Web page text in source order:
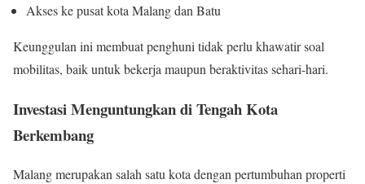
Akses ke pusat kota Malang dan Batu
Keunggulan ini membuat penghuni tidak perlu khawatir soal
mobilitas, baik untuk bekerja maupun beraktivitas sehari-hari.
Investasi Menguntungkan di Tengah Kota
Berkembang
Malang merupakan salah satu kota dengan pertumbuhan properti